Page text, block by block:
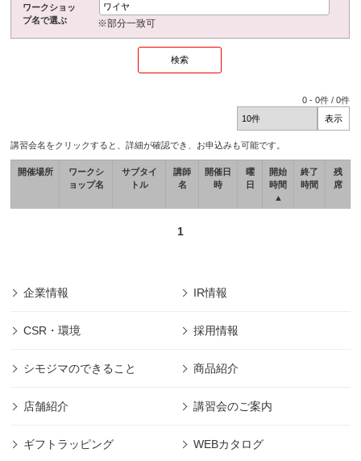
ワークショッ
プ名で選ぶ
※部分一致可
0 -0件 /0件
講習会名をクリックすると、詳細が確認でき、お申込みも可能です。
開催場所
ワークシ
ョップ名
サブタイ
トル
講師
名
開催日
時
曜
日
開始
時間
▲
終了
時間
残
席
1
企業情報 IR情報
CSR・環境 採用情報
シモジマのできること 商品紹介
店舗紹介 講習会のご案内
ギフトラッピング WEBカタログ